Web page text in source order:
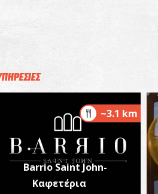
~3.1 km
Barrio Saint John-
Καφετέρια